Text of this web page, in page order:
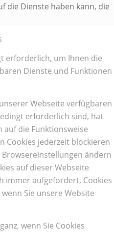
die Dienste haben kann, die
erforderlich, um Ihnen die
Dienste und Funktionen
Webseite verfügbaren
erforderlich sind, hat
auf die Funktionsweise
Cookies jederzeit blockieren
ändern
auf dieser Webseite
immer aufgefordert, Cookies
Sie unsere Website
wenn Sie Cookies